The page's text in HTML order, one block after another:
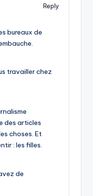
Reply
bureaux de
travailler chez
des articles
choses. Et
: les filles.
de